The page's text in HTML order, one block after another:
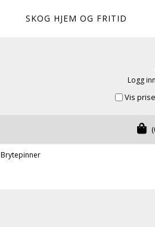
SKOG HJEM OG FRITID
Logg
Vis
Brytepinner